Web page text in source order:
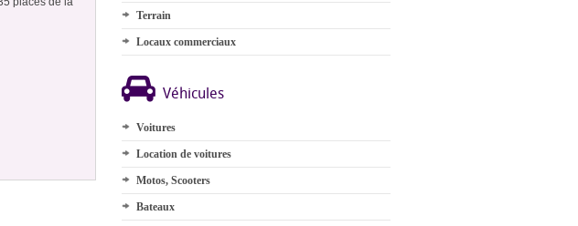
Terrain
Locaux commerciaux
Véhicules
Voitures
Location de voitures
Motos, Scooters
Bateaux